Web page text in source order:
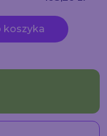
koszyka